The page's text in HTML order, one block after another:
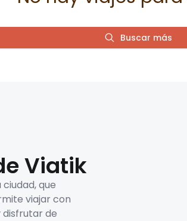
Buscar más
Viatik
que
viajar con
disfrutar de